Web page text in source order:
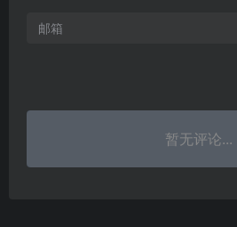
暂无评论...